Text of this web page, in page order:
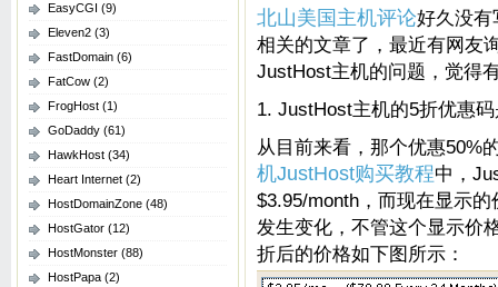
EasyCGI (9)
Eleven2 (3)
FastDomain (6)
FatCow (2)
FrogHost (1)
GoDaddy (61)
HawkHost (34)
Heart Internet (2)
HostDomainZone (48)
HostGator (12)
HostMonster (88)
HostPapa (2)
北山美国主机评论好久没有
相关的文章了，最近有网友
JustHost主机的问题，觉得
1. JustHost主机的5折优惠
从目前来看，那个优惠50%
机JustHost购买教程中，
$3.95/month，而现在显示
发生变化，不管这个显示价
折后的价格如下图所示：